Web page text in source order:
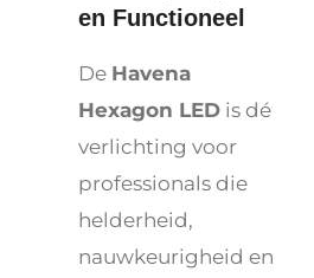
en Functioneel
De Havena
Hexagon LED is dé
verlichting voor
professionals die
helderheid,
nauwkeurigheid en